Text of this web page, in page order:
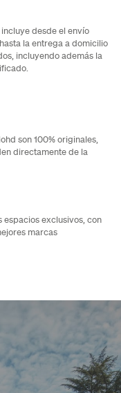
desde el envío
la entrega a domicilio
incluyendo además la
son 100% originales,
directamente de la
espacios exclusivos, con
marcas